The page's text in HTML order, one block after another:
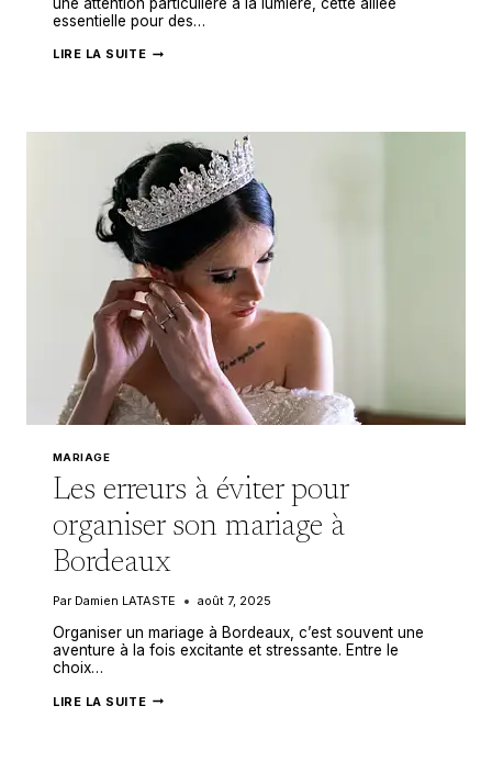
essentielle pour des…
LIRE LA SUITECOMMENT
VOS
PHOTOS
DE
MARIAGE
MARIAGE
Les erreurs à éviter pour
organiser son mariage à
Bordeaux
Par Damien LATASTE août 7, 2025
Organiser un mariage à Bordeaux, c’est souvent une
aventure à la fois excitante et stressante. Entre le
choix…
LIRE LA SUITELES
ERREURS